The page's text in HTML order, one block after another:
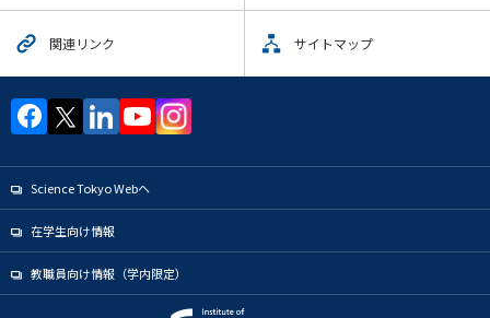
関連リンク サイトマップ
Science Tokyo Webヘ
在学生向け情報
教職員向け情報（学内限定）